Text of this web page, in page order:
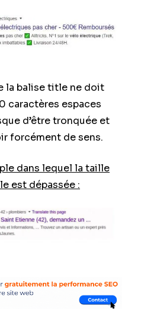
la balise title ne doit
caractères espaces
d’être tronquée et
forcément de sens.
dans lequel la taille
est dépassée :